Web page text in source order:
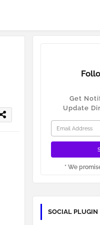
Get
Update
* We
SOCIAL PLUGIN